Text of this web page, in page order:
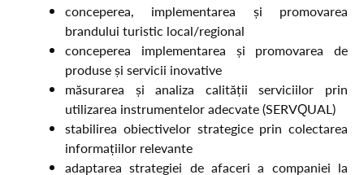
conceperea, implementarea și promovarea
brandului turistic local/regional
conceperea implementarea și promovarea de
produse și servicii inovative
măsurarea și analiza calității serviciilor prin
utilizarea instrumentelor adecvate (SERVQUAL)
stabilirea obiectivelor strategice prin colectarea
informațiilor relevante
adaptarea strategiei de afaceri a companiei la